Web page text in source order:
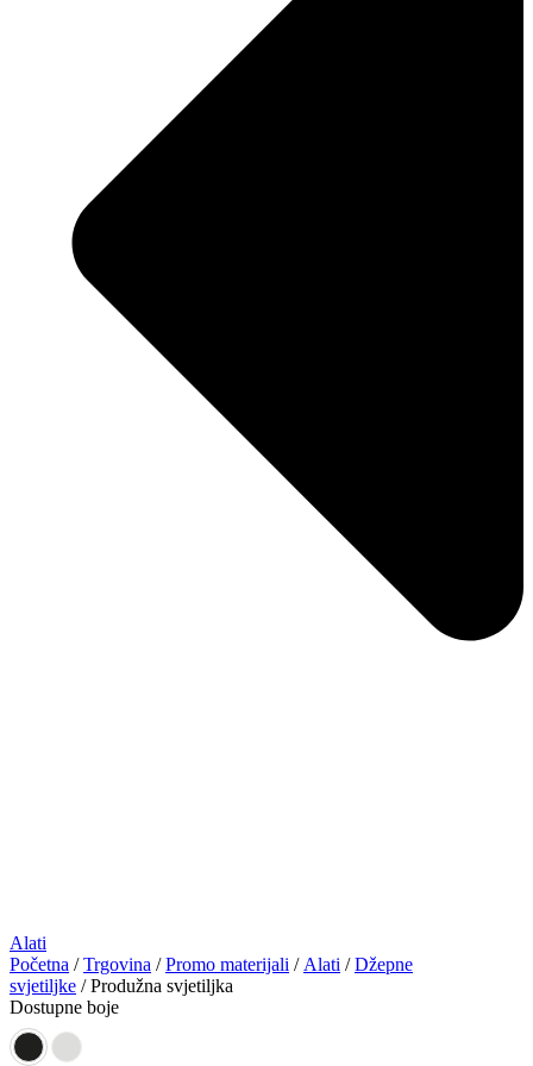
Alati
Početna /Trgovina /Promo materijali / Alati /Džepne
svjetiljke / Produžna svjetiljka
Dostupne boje